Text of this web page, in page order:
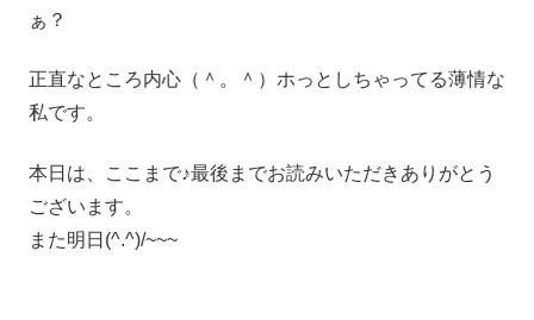
ぁ？
正直なところ内心（＾。＾）ホっとしちゃってる薄情な
私です。
本日は、ここまで♪最後までお読みいただきありがとう
ございます。
また明日(^.^)/~~~